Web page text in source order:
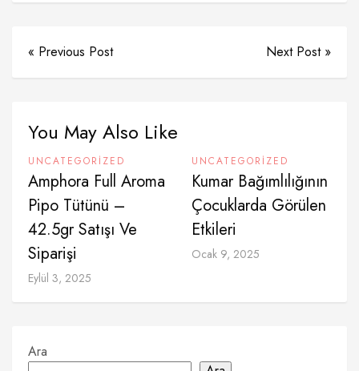
« Previous Post Next Post »
You May Also Like
UNCATEGORIZED
Amphora Full Aroma
Pipo Tütünü –
42.5gr Satışı Ve
Siparişi
Eylül 3, 2025
UNCATEGORIZED
Kumar Bağımlılığının
Çocuklarda Görülen
Etkileri
Ocak 9, 2025
Ara